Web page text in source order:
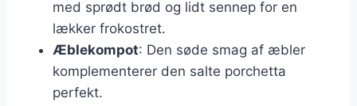
med sprødt brød og lidt sennep for en
lækker frokostret.
Æblekompot: Den søde smag af æbler
komplementerer den salte porchetta
perfekt.